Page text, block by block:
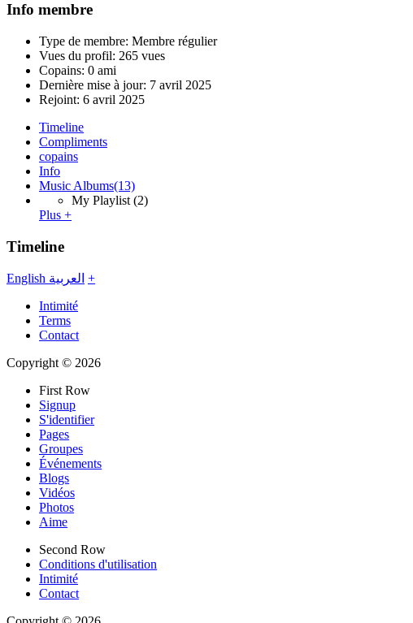
Info membre
Type de membre: Membre régulier
Vues du profil: 265 vues
Copains: 0 ami
Dernière mise à jour: 7 avril 2025
Rejoint: 6 avril 2025
Timeline
Compliments
copains
Info
Music Albums(13)
My Playlist (2)
Plus +
Timeline
English العربية +
Intimité
Terms
Contact
Copyright © 2026
First Row
Signup
S'identifier
Pages
Groupes
Événements
Blogs
Vidéos
Photos
Aime
Second Row
Conditions d'utilisation
Intimité
Contact